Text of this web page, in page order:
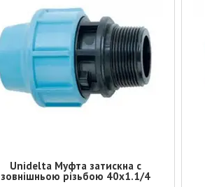
Unidelta Муфта затискна c
зовнішньою різьбою 40х1.1/4